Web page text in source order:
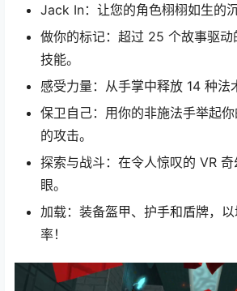
Jack In：让您的角色栩栩如生的
做你的标记：超过 25 个故事驱动
技能。
感受力量：从手掌中释放 14 种法
保卫自己：用你的非施法手举起
的攻击。
探索与战斗：在令人惊叹的 VR
眼。
加载：装备盔甲、护手和盾牌，
率！